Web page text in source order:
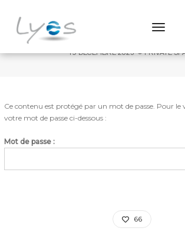
PROTÉGÉ : THESE
19 DÉCEMBRE 2023 PRIVATE
Ce contenu est protégé par un mot de passe. Pour le
votre mot de passe ci-dessous :
Mot de passe :
66